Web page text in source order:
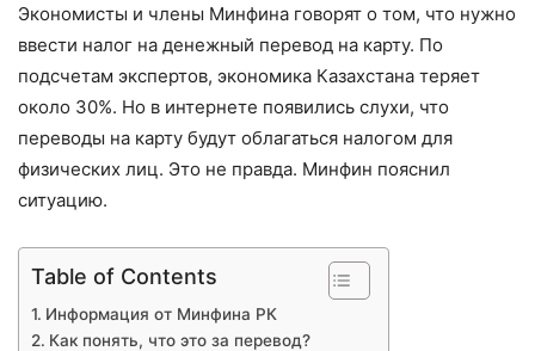
Экономисты и члены Минфина говорят о том, что нужно
ввести налог на денежный перевод на карту. По
подсчетам экспертов, экономика Казахстана теряет
около 30%. Но в интернете появились слухи, что
переводы на карту будут облагаться налогом для
физических лиц. Это не правда. Минфин пояснил
ситуацию.
Table of Contents
Информация от Минфина РК
Как понять, что это за перевод?